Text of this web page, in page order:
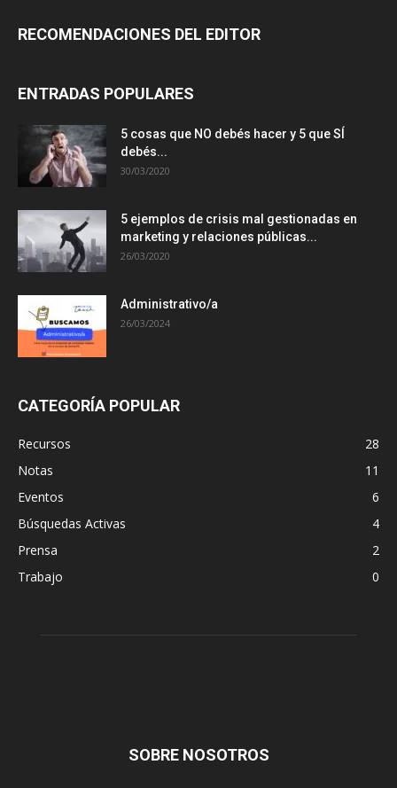
RECOMENDACIONES DEL EDITOR
ENTRADAS POPULARES
5 cosas que NO debés hacer y 5 que SÍ
debés...
30/03/2020
5 ejemplos de crisis mal gestionadas en
marketing y relaciones públicas...
26/03/2020
Administrativo/a
26/03/2024
CATEGORÍA POPULAR
Recursos
28
Notas
11
Eventos
6
Búsquedas Activas
4
Prensa
2
Trabajo
0
SOBRE NOSOTROS